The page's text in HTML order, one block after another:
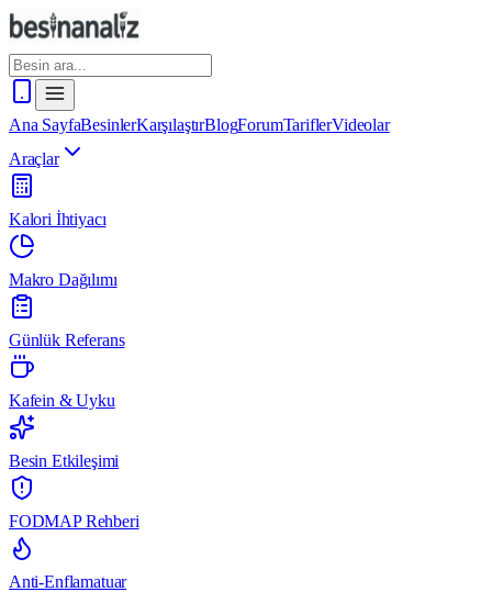
Ana SayfaBesinlerKarşılaştırBlogForumTariflerVideolar
Araçlar
Kalori İhtiyacı
Makro Dağılımı
Günlük Referans
Kafein & Uyku
Besin Etkileşimi
FODMAP Rehberi
Anti-Enflamatuar